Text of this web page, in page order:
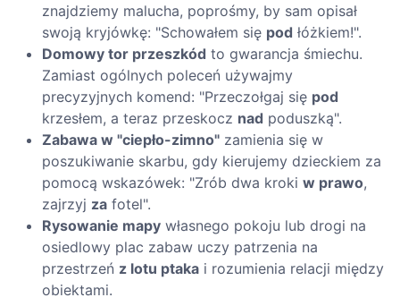
znajdziemy malucha, poprośmy, by sam opisał
swoją kryjówkę: "Schowałem się pod łóżkiem!".
Domowy tor przeszkód to gwarancja śmiechu.
Zamiast ogólnych poleceń używajmy
precyzyjnych komend: "Przeczołgaj się pod
krzesłem, a teraz przeskocz nad poduszką".
Zabawa w "ciepło-zimno" zamienia się w
poszukiwanie skarbu, gdy kierujemy dzieckiem za
pomocą wskazówek: "Zrób dwa kroki w prawo,
zajrzyj za fotel".
Rysowanie mapy własnego pokoju lub drogi na
osiedlowy plac zabaw uczy patrzenia na
przestrzeń z lotu ptaka i rozumienia relacji między
obiektami.